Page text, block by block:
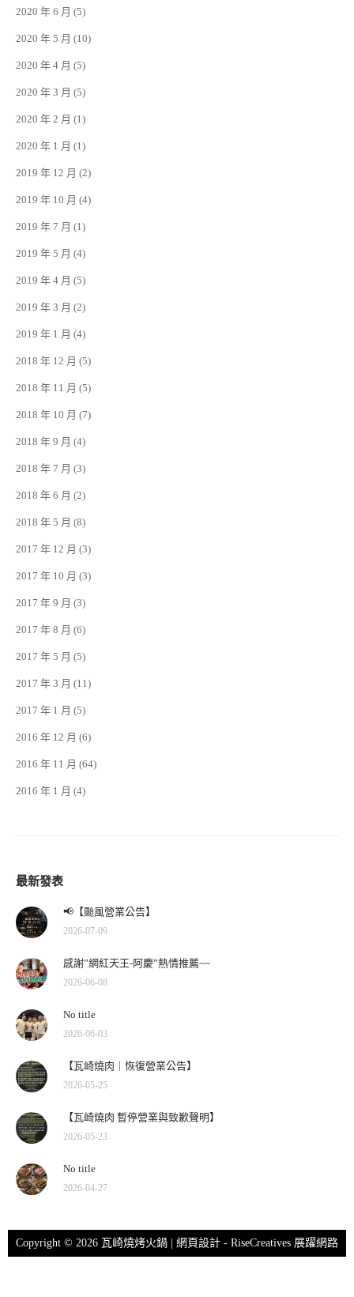
2020 年 6 月 (5)
2020 年 5 月 (10)
2020 年 4 月 (5)
2020 年 3 月 (5)
2020 年 2 月 (1)
2020 年 1 月 (1)
2019 年 12 月 (2)
2019 年 10 月 (4)
2019 年 7 月 (1)
2019 年 5 月 (4)
2019 年 4 月 (5)
2019 年 3 月 (2)
2019 年 1 月 (4)
2018 年 12 月 (5)
2018 年 11 月 (5)
2018 年 10 月 (7)
2018 年 9 月 (4)
2018 年 7 月 (3)
2018 年 6 月 (2)
2018 年 5 月 (8)
2017 年 12 月 (3)
2017 年 10 月 (3)
2017 年 9 月 (3)
2017 年 8 月 (6)
2017 年 5 月 (5)
2017 年 3 月 (11)
2017 年 1 月 (5)
2016 年 12 月 (6)
2016 年 11 月 (64)
2016 年 1 月 (4)
最新發表
📢【颱風營業公告】
2026-07-09
感謝”網紅天王-阿慶”熱情推薦~~
2026-06-08
No title
2026-06-03
【瓦崎燒肉｜恢復營業公告】
2026-05-25
【瓦崎燒肉 暫停營業與致歉聲明】
2026-05-23
No title
2026-04-27
Copyright © 2026 瓦崎燒烤火鍋 | 網頁設計 - RiseCreatives 展躍網路